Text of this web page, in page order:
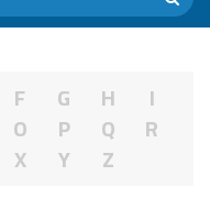
F G H
I
O P Q
R
X Y Z